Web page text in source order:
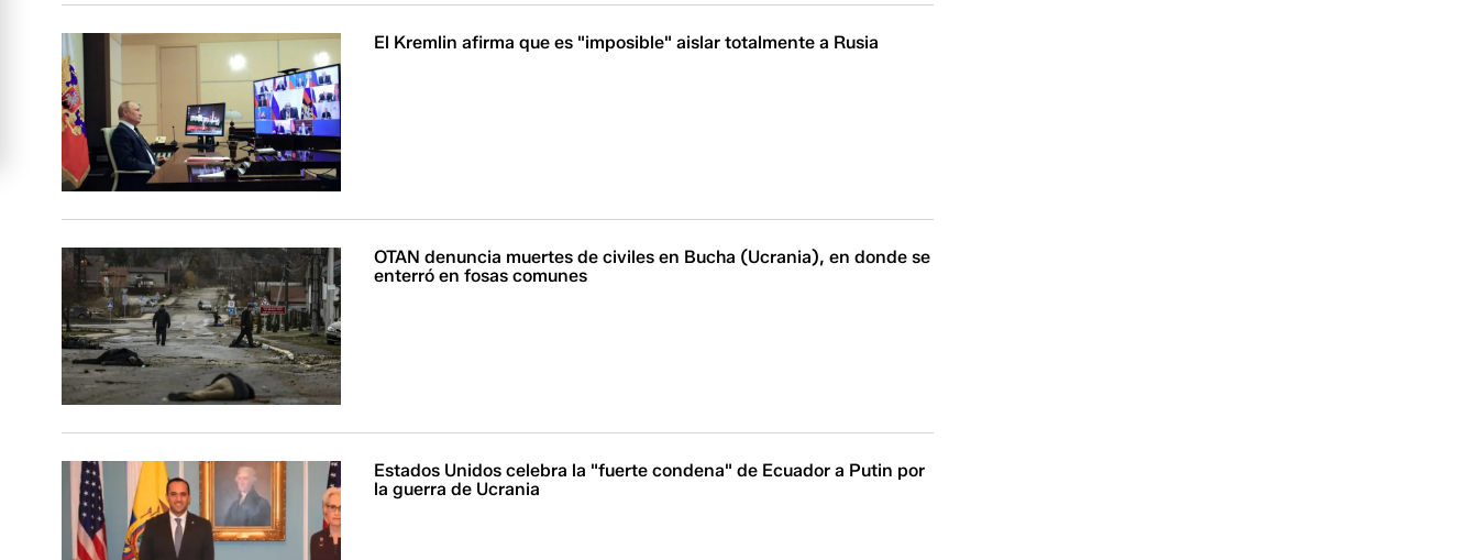
El Kremlin afirma que es "imposible" aislar totalmente a Rusia
OTAN denuncia muertes de civiles en Bucha (Ucrania), en donde se
enterró en fosas comunes
Estados Unidos celebra la "fuerte condena" de Ecuador a Putin por
la guerra de Ucrania